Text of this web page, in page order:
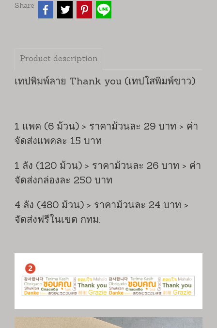
Share
Product description
เทปพิมพ์ลาย Thank you (เทปใสพิมพ์ขาว)
1 แพค (6 ม้วน) > ราคาม้วนละ 29 บาท > ค่า
จัดส่งแพคละ 15 บาท
1 ลัง (120 ม้วน) > ราคาม้วนละ 26 บาท > ค่า
จัดส่งกล่องละ 250 บาท
4 ลัง (480 ม้วน) > ราคาม้วนละ 24 บาท >
จัดส่งฟรีในเขต กทม.